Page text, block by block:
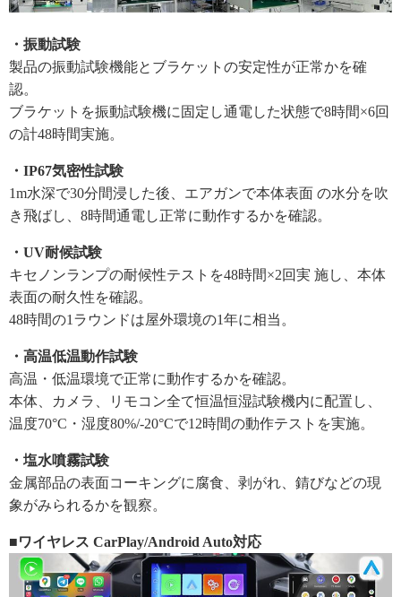
・振動試験
製品の振動試験機能とブラケットの安定性が正常かを確
認。
ブラケットを振動試験機に固定し通電した状態で8時間×6回
の計48時間実施。
・IP67気密性試験
1m水深で30分間浸した後、エアガンで本体表面 の水分を吹
き飛ばし、8時間通電し正常に動作するかを確認。
・UV耐候試験
キセノンランプの耐候性テストを48時間×2回実 施し、本体
表面の耐久性を確認。
48時間の1ラウンドは屋外環境の1年に相当。
・高温低温動作試験
高温・低温環境で正常に動作するかを確認。
本体、カメラ、リモコン全て恒温恒湿試験機内に配置し、
温度70°C・湿度80%/-20°Cで12時間の動作テストを実施。
・塩水噴霧試験
金属部品の表面コーキングに腐食、剥がれ、錆びなどの現
象がみられるかを観察。
■ワイヤレス CarPlay/Android Auto対応